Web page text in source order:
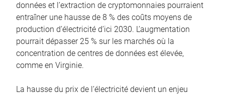
données et l’extraction de cryptomonnaies pourraient
entraîner une hausse de 8 % des coûts moyens de
production d’électricité d’ici 2030. L’augmentation
pourrait dépasser 25 % sur les marchés où la
concentration de centres de données est élevée,
comme en Virginie.
La hausse du prix de l’électricité devient un enjeu